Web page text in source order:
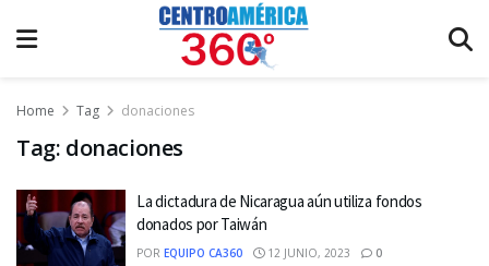
Home Tag donaciones
Tag: donaciones
La dictadura de Nicaragua aún utiliza fondos
donados por Taiwán
POR EQUIPO CA360 12 JUNIO, 2023 0